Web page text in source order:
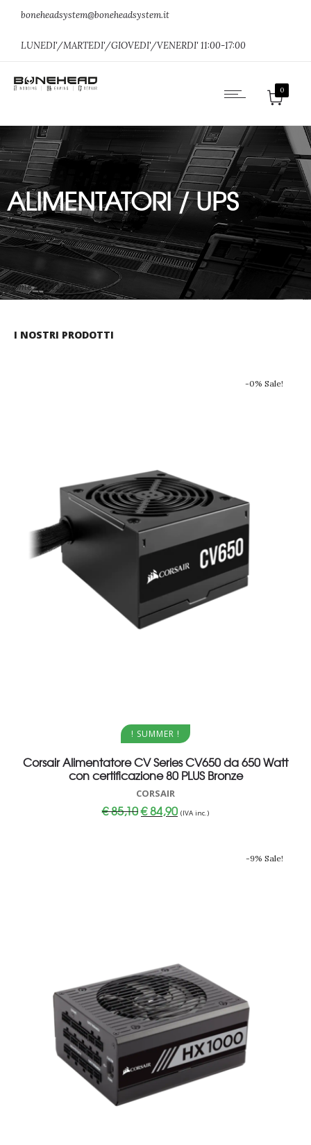
boneheadsystem@boneheadsystem.it
LUNEDI'/MARTEDI'/GIOVEDI'/VENERDI' 11:00-17:00
0
ALIMENTATORI / UPS
Home»ALIMENTATORI / UPS
I NOSTRI PRODOTTI
-0% Sale!
Aggiungi al carrello
! SUMMER !
Corsair Alimentatore CV Series CV650 da 650 Watt
con certificazione 80 PLUS Bronze
CORSAIR
€85,10Il
prezzo
€84,90Il
prezzo
(IVA inc.)
-9% Sale!